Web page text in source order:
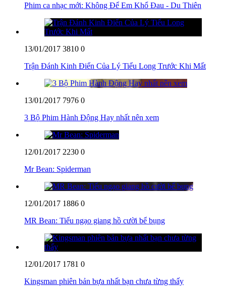
Phim ca nhạc mới: Không Để Em Khổ Đau - Du Thiên
13/01/2017 3810 0
Trận Đánh Kinh Điển Của Lý Tiểu Long Trước Khi Mất
13/01/2017 7976 0
3 Bộ Phim Hành Động Hay nhất nên xem
12/01/2017 2230 0
Mr Bean: Spiderman
12/01/2017 1886 0
MR Bean: Tiếu ngạo giang hồ cười bể bụng
12/01/2017 1781 0
Kingsman phiên bản bựa nhất bạn chưa từng thấy